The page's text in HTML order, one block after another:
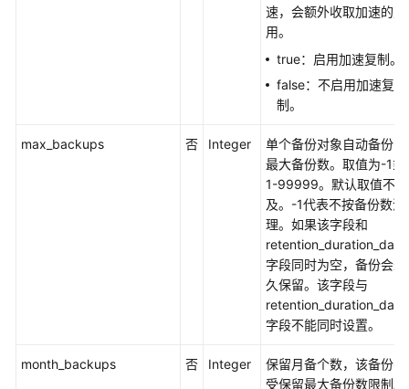
帮
参
速，会额外收取加速的费
用。
true：启用加速复制。
false：不启用加速复
制。
max_backups 否 Integer
单个备份对象自动备份的
最大备份数。取值为-1或
1-99999。默认取值不涉
及。-1代表不按备份数清
理。如果该字段和
retention_duration_days
字段同时为空，备份会永
久保留。该字段与
retention_duration_days
字段不能同时设置。
month_backups 否 Integer
保留月备个数，该备份不
受保留最大备份数限制。